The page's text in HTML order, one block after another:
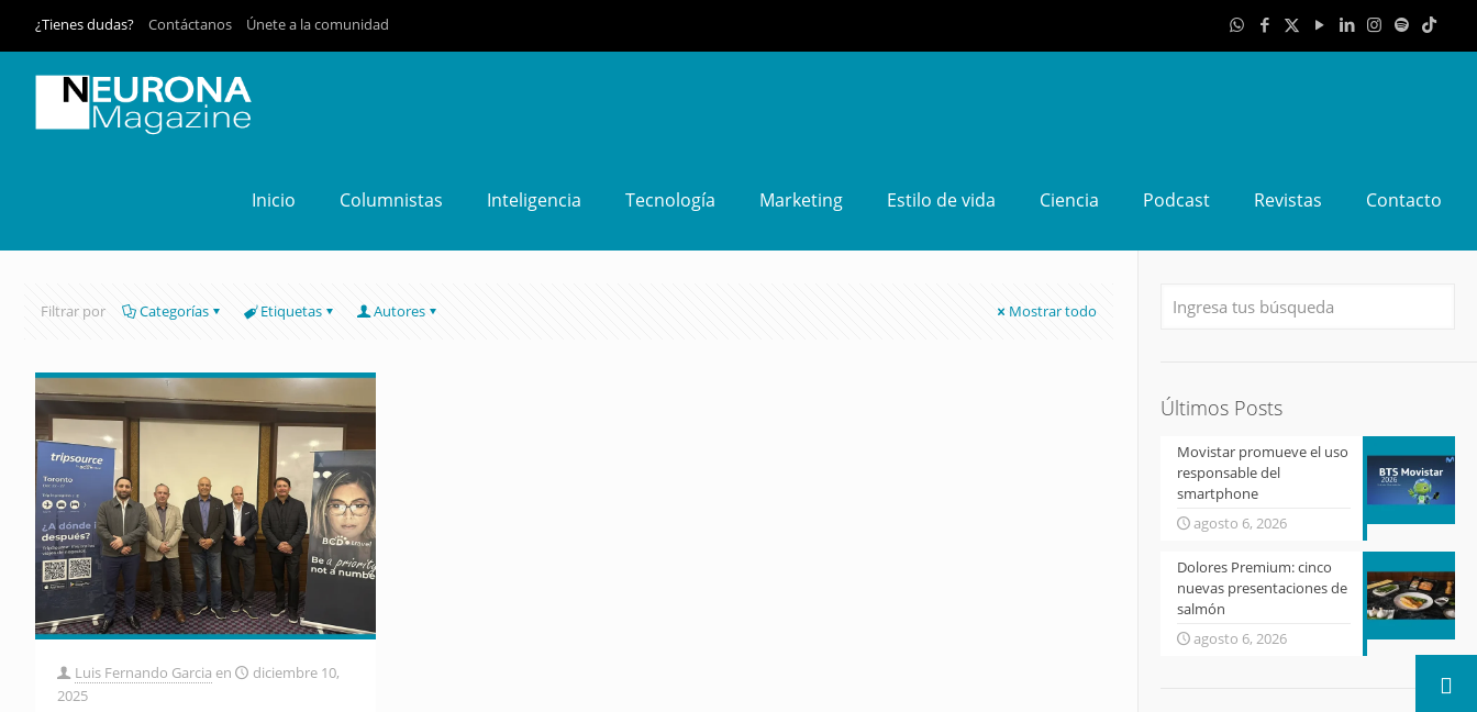
¿Tienes dudas? Contáctanos Únete a la comunidad
Inicio Columnistas Inteligencia Tecnología Marketing Estilo de vida Ciencia Podcast Revistas Contacto
Filtrar por Categorías Etiquetas Autores Mostrar todo
Luis Fernando Garcia en
diciembre 10,
2025
Últimos Posts
Movistar promueve el uso
responsable del
smartphone
agosto 6, 2026
Dolores Premium: cinco
nuevas presentaciones de
salmón
agosto 6, 2026